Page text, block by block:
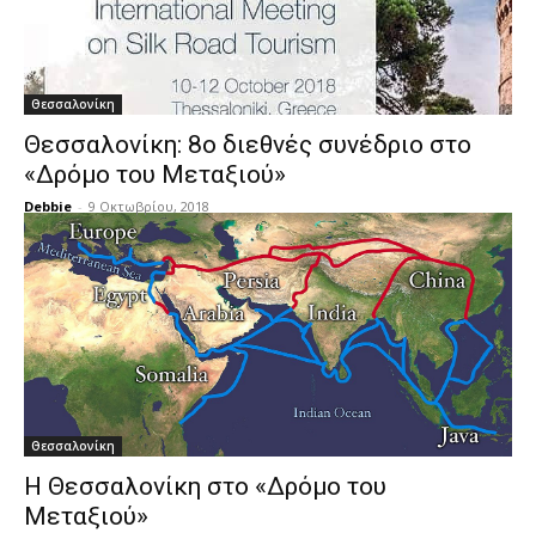
Θεσσαλονίκη
Θεσσαλονίκη: 8ο διεθνές συνέδριο στο
«Δρόμο του Μεταξιού»
Debbie - 9 Οκτωβρίου, 2018
Θεσσαλονίκη
Η Θεσσαλονίκη στο «Δρόμο του
Μεταξιού»